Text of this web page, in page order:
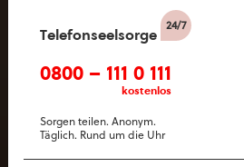
Telefonseelsorge
0800 – 111 0 111
kostenlos
Sorgen teilen. Anonym.
Täglich. Rund um die Uhr